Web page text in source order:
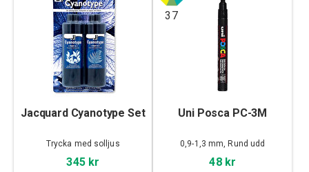
Jacquard Cyanotype Set
Trycka med solljus
345 kr
37
Uni Posca PC-3M
0,9-1,3 mm, Rund udd
48 kr